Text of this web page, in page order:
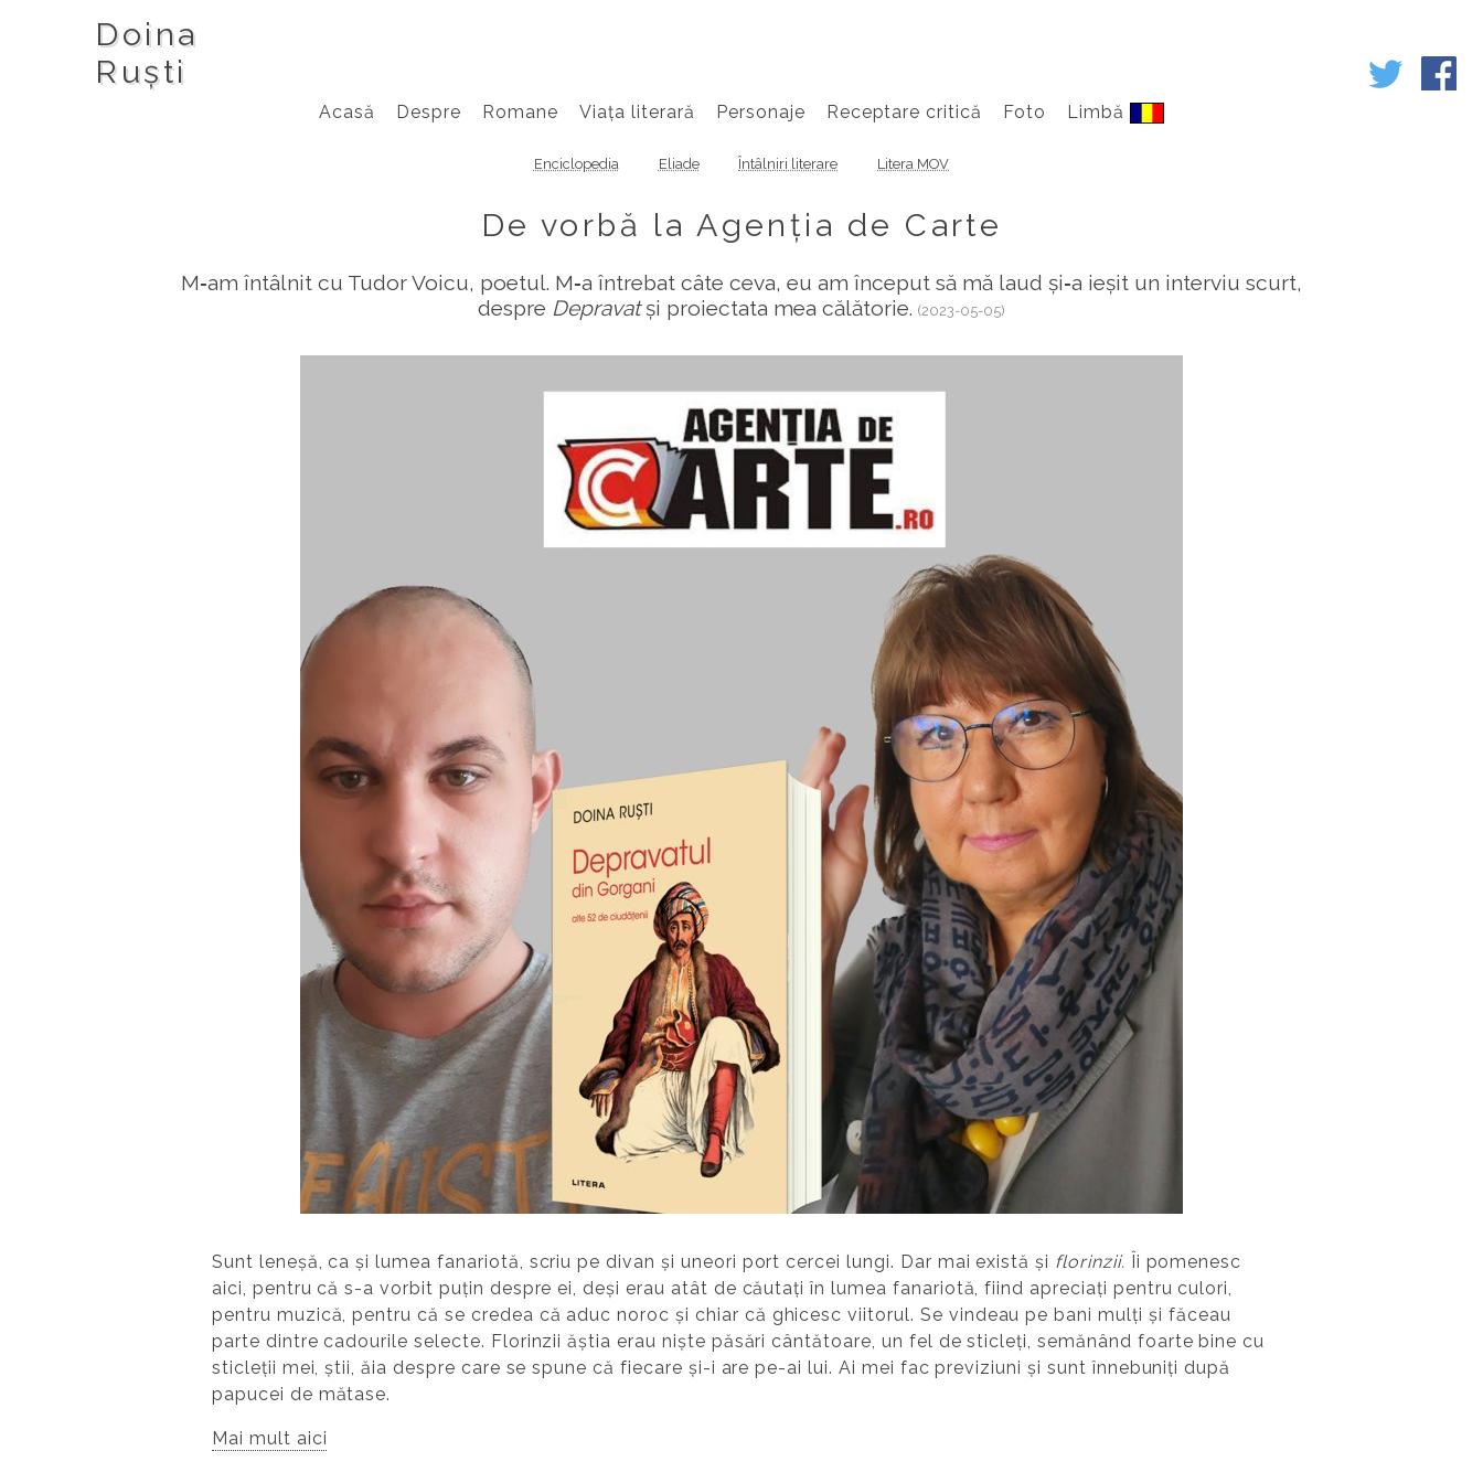
Doina
Ruști
Acasă Despre Romane Viața literară Personaje Receptare critică Foto Limbă
Enciclopedia Eliade Întâlniri literare Litera MOV
De vorbă la Agenția de Carte
M‑am întâlnit cu Tudor Voicu, poetul. M‑a întrebat câte ceva, eu am început să mă laud și‑a ieșit un interviu scurt,
despre Depravatși proiectata mea călătorie. (2023-05-05)
Sunt leneșă, ca și lumea fanariotă, scriu pe divan și uneori port cercei lungi. Dar mai există și florinzii. Îi pomenesc
aici, pentru că s-a vorbit puțin despre ei, deși erau atât de căutați în lumea fanariotă, fiind apreciați pentru culori,
pentru muzică, pentru că se credea că aduc noroc și chiar că ghicesc viitorul. Se vindeau pe bani mulți și făceau
parte dintre cadourile selecte. Florinzii ăștia erau niște păsări cântătoare, un fel de sticleți, semănând foarte bine cu
sticleții mei, știi, ăia despre care se spune că fiecare și-i are pe-ai lui. Ai mei fac previziuni și sunt înnebuniți după
papucei de mătase.
Mai mult aici